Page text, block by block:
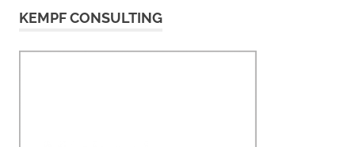
KEMPF CONSULTING